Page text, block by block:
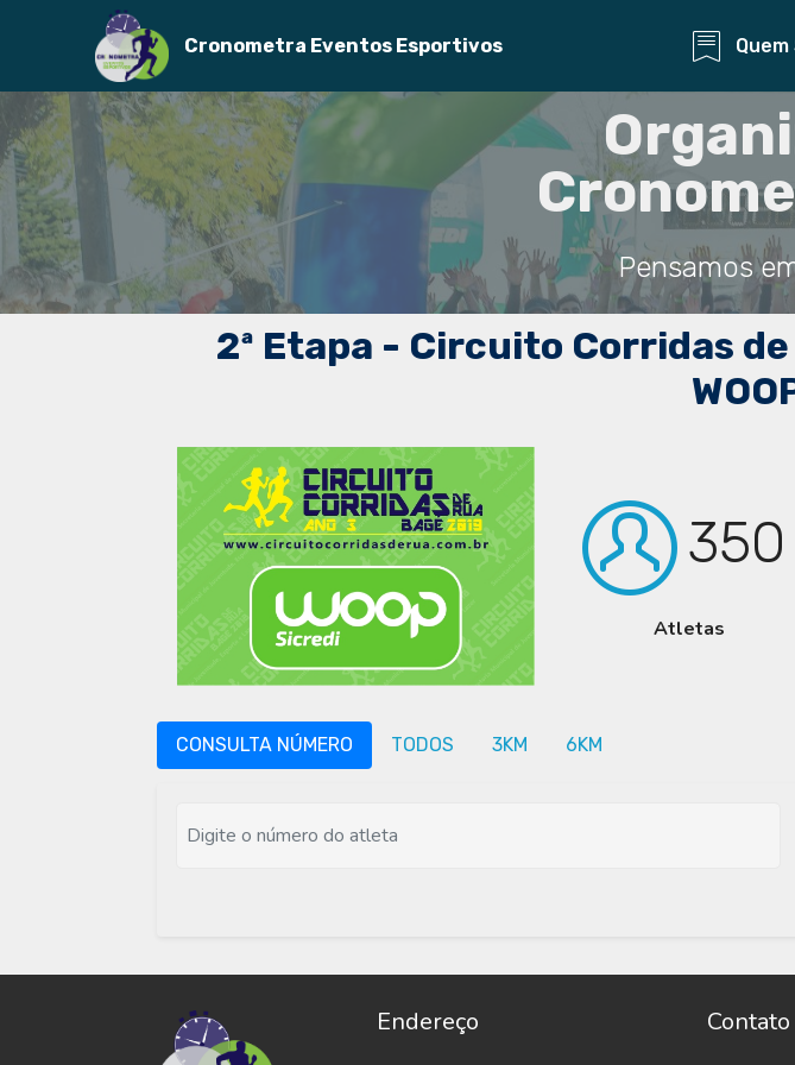
Cronometra Eventos Esportivos
Pensamos
2ª Etapa - Circuito Corridas
350
Atletas
CONSULTA NÚMERO TODOS 3KM 6KM
Endereço Contato